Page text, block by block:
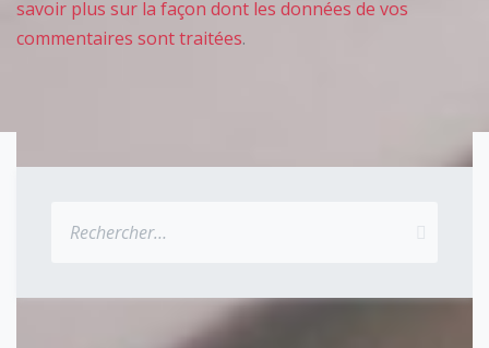
savoir plus sur la façon dont les données de vos
commentaires sont traitées.